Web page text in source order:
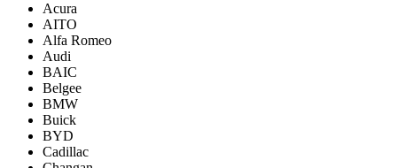
Acura
AITO
Alfa Romeo
Audi
BAIC
Belgee
BMW
Buick
BYD
Cadillac